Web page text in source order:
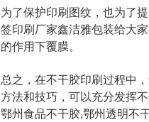
为了保护印刷图纹，也为了
签印刷厂家鑫洁雅包装给大
的作用下覆膜。
总之，在不干胶印刷过程中
方法和技巧，可以充分发挥
鄂州食品不干胶,鄂州透明不